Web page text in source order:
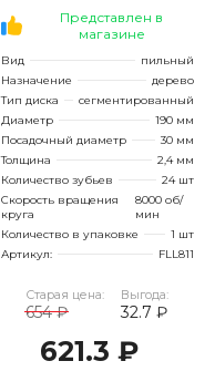
Представлен в
магазине
Вид
пильный
Назначение
дерево
Тип диска
сегментированный
Диаметр
190 мм
Посадочный диаметр
30 мм
Толщина
2,4 мм
Количество зубьев
24 шт
Скорость вращения
круга
8000 об/
мин
Количество в упаковке
1 шт
Артикул:
FLL811
Старая цена:
654 ₽
Выгода:
32.7 ₽
621.3 ₽